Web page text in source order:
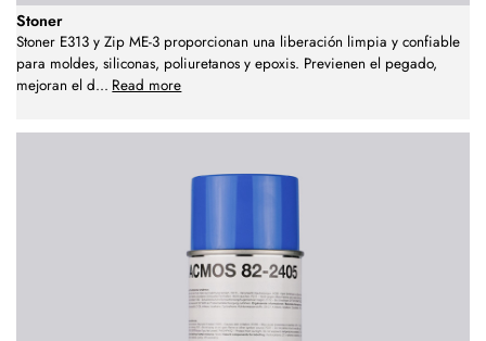
Stoner
Stoner E313 y Zip ME-3 proporcionan una liberación limpia y confiable
para moldes, siliconas, poliuretanos y epoxis. Previenen el pegado,
mejoran el d... Read more